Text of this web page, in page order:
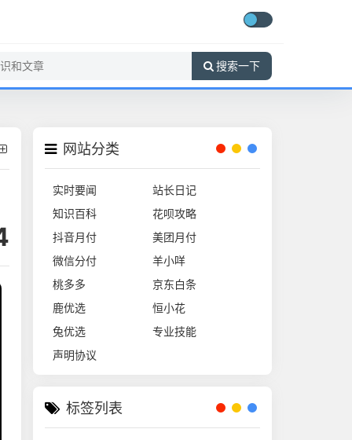
搜索一下
网站分类
实时要闻
站长日记
知识百科
花呗攻略
抖音月付
美团月付
微信分付
羊小咩
桃多多
京东白条
鹿优选
恒小花
兔优选
专业技能
声明协议
标签列表